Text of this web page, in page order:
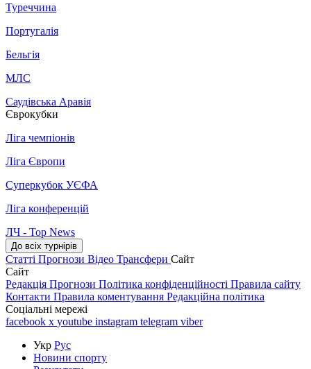
Туреччина
Португалія
Бельгія
МЛС
Саудівська Аравія
Єврокубки
Ліга чемпіонів
Ліга Європи
Суперкубок УЄФА
Ліга конференцій
ЛЧ - Top News
До всіх турнірів
Статті Прогнози Відео Трансфери Сайт
Сайт
Редакція Прогнози Політика конфіденційності Правила сайту
Контакти Правила коментування Редакційна політика
Соціальні мережі
facebook x youtube instagram telegram viber
Укр Рус
Новини спорту